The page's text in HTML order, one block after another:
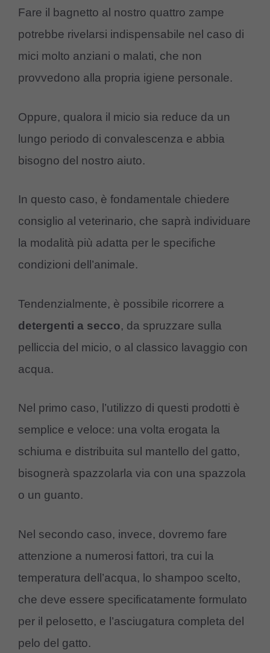
Fare il bagnetto al nostro quattro zampe
potrebbe rivelarsi indispensabile nel caso di
mici molto anziani o malati, che non
provvedono alla propria igiene personale.
Oppure, qualora il micio sia reduce da un
lungo periodo di convalescenza e abbia
bisogno del nostro aiuto.
In questo caso, è fondamentale chiedere
consiglio al veterinario, che saprà individuare
la modalità più adatta per le specifiche
condizioni dell’animale.
Tendenzialmente, è possibile ricorrere a
detergenti a secco, da spruzzare sulla
pelliccia del micio, o al classico lavaggio con
acqua.
Nel primo caso, l’utilizzo di questi prodotti è
semplice e veloce: una volta erogata la
schiuma e distribuita sul mantello del gatto,
bisognerà spazzolarla via con una spazzola
o un guanto.
Nel secondo caso, invece, dovremo fare
attenzione a numerosi fattori, tra cui la
temperatura dell’acqua, lo shampoo scelto,
che deve essere specificatamente formulato
per il pelosetto, e l’asciugatura completa del
pelo del gatto.